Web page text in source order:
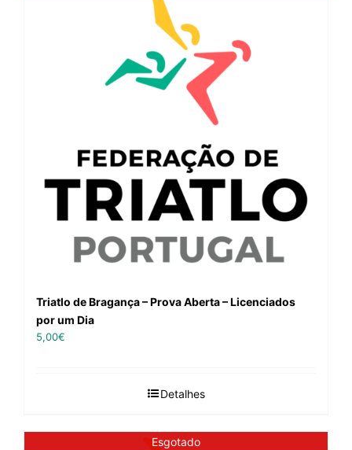
Triatlo de Bragança – Prova Aberta – Licenciados
por um Dia
5,00€
Detalhes
Esgotado